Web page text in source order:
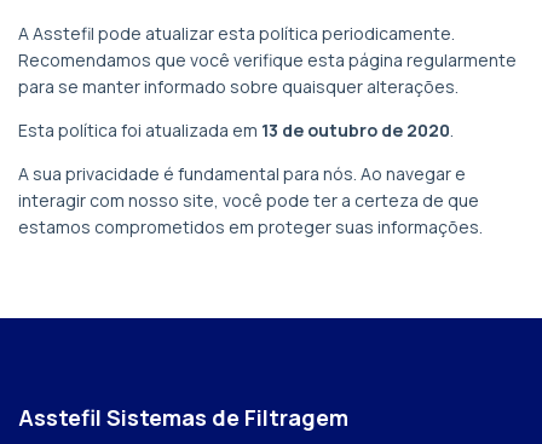
A Asstefil pode atualizar esta política periodicamente.
Recomendamos que você verifique esta página regularmente
para se manter informado sobre quaisquer alterações.
Esta política foi atualizada em 13 de outubro de 2020.
A sua privacidade é fundamental para nós. Ao navegar e
interagir com nosso site, você pode ter a certeza de que
estamos comprometidos em proteger suas informações.
Asstefil Sistemas de Filtragem